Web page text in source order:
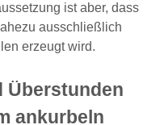
ist aber, dass
ausschließlich
erzeugt wird.
Überstunden
ankurbeln